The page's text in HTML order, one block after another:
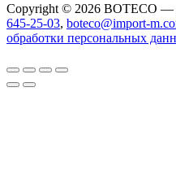
Copyright © 2026
645-25-03, boteco@import-
обработки персональных